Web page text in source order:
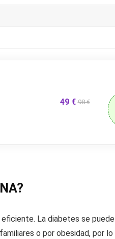
49 € 98 €
La diabetes se
o por obesidad, por